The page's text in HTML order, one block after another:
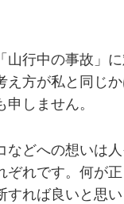
山行中の事故」
え方が私と同じ
しません。
などへの想いは
ぞれです。何が
すれば良いと思い